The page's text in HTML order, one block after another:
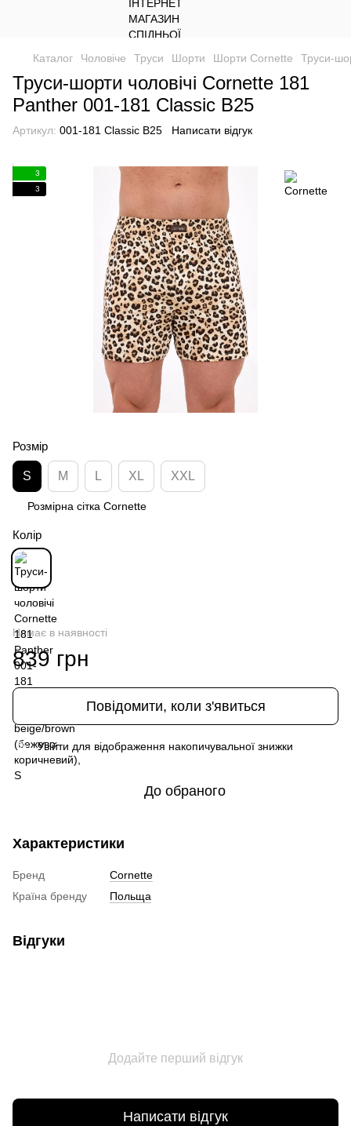
Каталог Чоловіче Труси Шорти Шорти Cornette Труси-
Труси-шорти чоловічі Cornette 181
Panther 001-181 Classic B25
Артикул: 001-181 Classic B25 Написати відгук
3
3
Розмір
S M L XL XXL
Розмірна сітка Cornette
Колір
Немає в наявності
839 грн
Повідомити, коли з'явиться
% Увійти для відображення накопичувальної знижки
До обраного
Характеристики
Бренд
Cornette
Країна бренду
Польща
Відгуки
Додайте перший відгук
Написати відгук